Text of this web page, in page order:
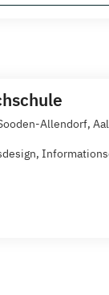
Allendorf,